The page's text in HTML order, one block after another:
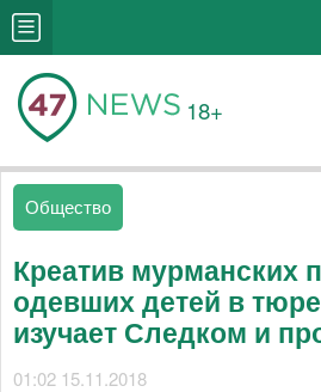
18+
Общество
Креатив мурманских
одевших детей в
изучает Следком и
01:02 15.11.2018